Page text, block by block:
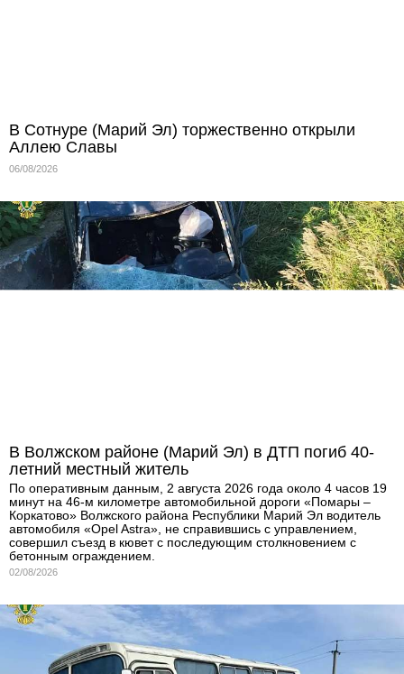
В Сотнуре (Марий Эл) торжественно открыли
Аллею Славы
06/08/2026
В Волжском районе (Марий Эл) в ДТП погиб 40-
летний местный житель
По оперативным данным, 2 августа 2026 года около 4 часов 19
минут на 46-м километре автомобильной дороги «Помары –
Коркатово» Волжского района Республики Марий Эл водитель
автомобиля «Opel Astra», не справившись с управлением,
совершил съезд в кювет с последующим столкновением с
бетонным ограждением.
02/08/2026